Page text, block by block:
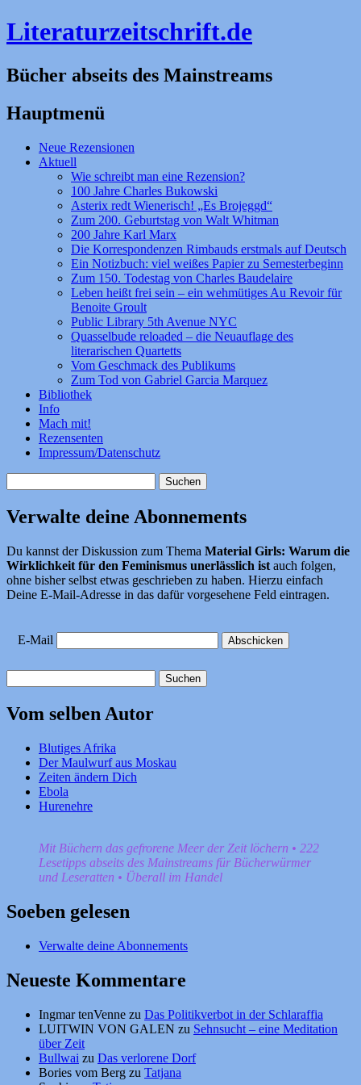
Literaturzeitschrift.de
Bücher abseits des Mainstreams
Hauptmenü
Zum
Inhalt
Neue Rezensionen
Aktuell
Wie schreibt man eine Rezension?
100 Jahre Charles Bukowski
Asterix redt Wienerisch! „Es Brojeggd“
Zum 200. Geburtstag von Walt Whitman
200 Jahre Karl Marx
Die Korrespondenzen Rimbauds erstmals auf Deutsch
Ein Notizbuch: viel weißes Papier zu Semesterbeginn
Zum 150. Todestag von Charles Baudelaire
Leben heißt frei sein – ein wehmütiges Au Revoir für
Benoite Groult
Public Library 5th Avenue NYC
Quasselbude reloaded – die Neuauflage des
literarischen Quartetts
Vom Geschmack des Publikums
Zum Tod von Gabriel Garcia Marquez
Bibliothek
Info
Mach mit!
Rezensenten
Impressum/Datenschutz
nach:
Verwalte deine Abonnements
Du kannst der Diskussion zum Thema Material Girls: Warum die
Wirklichkeit für den Feminismus unerlässlich ist auch folgen,
ohne bisher selbst etwas geschrieben zu haben. Hierzu einfach
Deine E-Mail-Adresse in das dafür vorgesehene Feld eintragen.
E-Mail
nach:
Vom selben Autor
Blutiges Afrika
Der Maulwurf aus Moskau
Zeiten ändern Dich
Ebola
Hurenehre
Mit Büchern das gefrorene Meer der Zeit löchern • 222
Lesetipps abseits des Mainstreams für Bücherwürmer
und Leseratten • Überall im Handel
Soeben gelesen
Verwalte deine Abonnements
Neueste Kommentare
Ingmar tenVenne zu Das Politikverbot in der Schlaraffia
LUITWIN VON GALEN zu Sehnsucht – eine Meditation
über Zeit
Bullwai zu Das verlorene Dorf
Bories vom Berg zu Tatjana